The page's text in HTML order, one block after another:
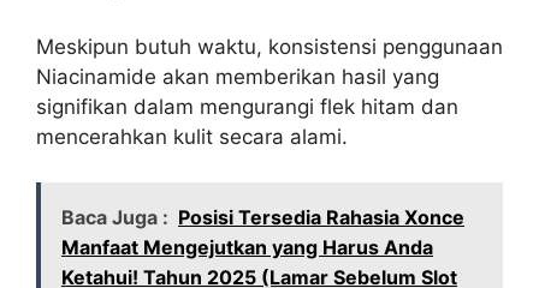
Meskipun butuh waktu, konsistensi penggunaan
Niacinamide akan memberikan hasil yang
signifikan dalam mengurangi flek hitam dan
mencerahkan kulit secara alami.
Baca Juga : Posisi Tersedia Rahasia Xonce
Manfaat Mengejutkan yang Harus Anda
Ketahui! Tahun 2025 (Lamar Sebelum Slot